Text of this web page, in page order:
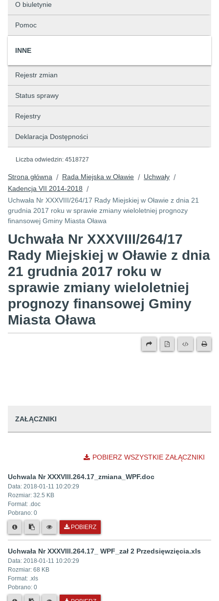
O biuletynie
Pomoc
INNE
Rejestr zmian
Status sprawy
Rejestry
Deklaracja Dostępności
Liczba odwiedzin: 4518727
Strona główna / Rada Miejska w Oławie / Uchwały /
Kadencja VII 2014-2018 /
Uchwała Nr XXXVIII/264/17 Rady Miejskiej w Oławie z dnia 21
grudnia 2017 roku w sprawie zmiany wieloletniej prognozy
finansowej Gminy Miasta Oława
Uchwała Nr XXXVIII/264/17
Rady Miejskiej w Oławie z dnia
21 grudnia 2017 roku w
sprawie zmiany wieloletniej
prognozy finansowej Gminy
Miasta Oława
ZAŁĄCZNIKI
POBIERZ WSZYSTKIE ZAŁĄCZNIKI
Uchwala Nr XXXVIII.264.17_zmiana_WPF.doc
Data: 2018-01-11 10:20:29
Rozmiar: 32.5 KB
Format: .doc
Pobrano: 0
POBIERZ
Uchwała Nr XXXVIII.264.17_ WPF_zał 2 Przedsięwzięcia.xls
Data: 2018-01-11 10:20:29
Rozmiar: 68 KB
Format: .xls
Pobrano: 0